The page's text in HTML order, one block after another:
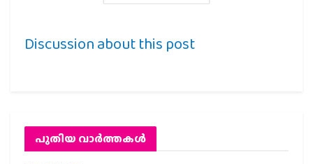
Discussion about this post
പുതിയ വാര്‍ത്തകള്‍